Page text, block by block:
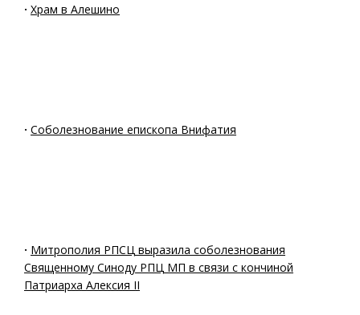
· Храм в Алешино
· Cоболезнование епископа Внифатия
· Митрополия РПСЦ выразила соболезнования
Священному Синоду РПЦ МП в связи с кончиной
Патриарха Алексия II